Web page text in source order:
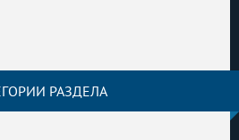
РАЗДЕЛА